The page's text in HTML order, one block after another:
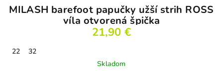
MILASH barefoot papučky užší strih ROSS
víla otvorená špička
21,90 €
22
32
Skladom